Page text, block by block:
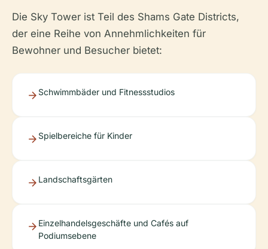
Die Sky Tower ist Teil des Shams Gate Districts,
der eine Reihe von Annehmlichkeiten für
Bewohner und Besucher bietet:
Schwimmbäder und Fitnessstudios
Spielbereiche für Kinder
Landschaftsgärten
Einzelhandelsgeschäfte und Cafés auf
Podiumsebene